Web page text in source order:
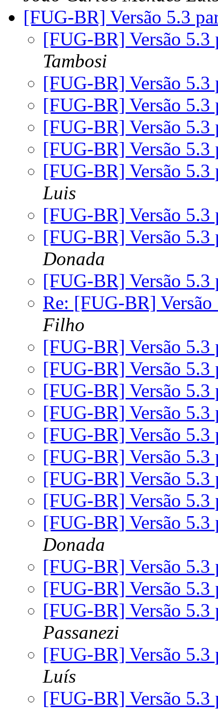
[FUG-BR] Versão 5.3
[FUG-BR] Versão 5.3
Tambosi
[FUG-BR] Versão 5.3
[FUG-BR] Versão 5.3
[FUG-BR] Versão 5.3
[FUG-BR] Versão 5.3
[FUG-BR] Versão 5.3
Luis
[FUG-BR] Versão 5.3
[FUG-BR] Versão 5.3
Donada
[FUG-BR] Versão 5.3
Re: [FUG-BR]
Filho
[FUG-BR] Versão 5.3
[FUG-BR] Versão 5.3
[FUG-BR] Versão 5.3
[FUG-BR] Versão 5.3
[FUG-BR] Versão 5.3
[FUG-BR] Versão 5.3
[FUG-BR] Versão 5.3
[FUG-BR] Versão 5.3
[FUG-BR] Versão 5.3
Donada
[FUG-BR] Versão 5.3
[FUG-BR] Versão 5.3
[FUG-BR] Versão 5.3
Passanezi
[FUG-BR] Versão 5.3
Luís
[FUG-BR] Versão 5.3